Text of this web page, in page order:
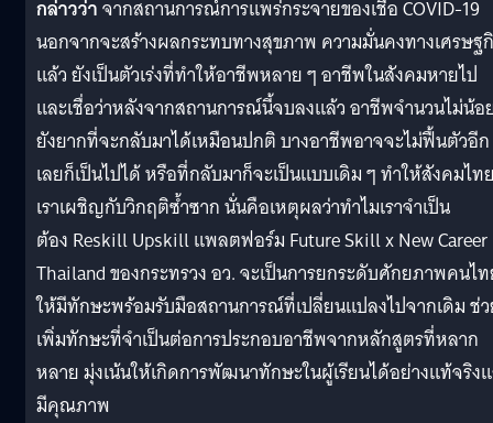
กล่าวว่าจากสถานการณ์การแพร่กระจายของเชื้อ COVID-19
นอกจากจะสร้างผลกระทบทางสุขภาพ ความมั่นคงทางเศรษฐ
แล้ว ยังเป็นตัวเร่งที่ทำให้อาชีพหลาย ๆ อาชีพในสังคมหายไป
และเชื่อว่าหลังจากสถานการณ์นี้จบลงแล้ว อาชีพจำนวนไม่น้อ
ยังยากที่จะกลับมาได้เหมือนปกติ บางอาชีพอาจจะไม่ฟื้นตัวอีก
เลยก็เป็นไปได้ หรือที่กลับมาก็จะเป็นแบบเดิม ๆ ทำให้สังคมไท
เราเผชิญกับวิกฤติซ้ำซาก นั่นคือเหตุผลว่าทำไมเราจำเป็น
ต้อง Reskill Upskill แพลตฟอร์ม Future Skill x New Career
Thailand ของกระทรวง อว. จะเป็นการยกระดับศักยภาพคนไ
ให้มีทักษะพร้อมรับมือสถานการณ์ที่เปลี่ยนแปลงไปจากเดิม ช่
เพิ่มทักษะที่จำเป็นต่อการประกอบอาชีพจากหลักสูตรที่หลาก
หลาย มุ่งเน้นให้เกิดการพัฒนาทักษะในผู้เรียนได้อย่างแท้จริง
มีคุณภาพ